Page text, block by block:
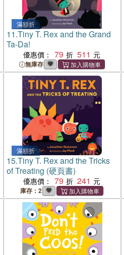
滿額折
11.Tiny T. Rex and the Grand
Ta-Da!
優惠價： 79 511
無庫存
滿額折
15.Tiny T. Rex and the Tricks
of Treating (硬頁書)
優惠價： 79 241
庫存：2